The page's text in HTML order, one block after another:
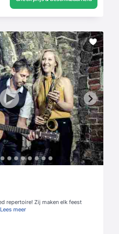
repertoire! Zij maken elk feest
Lees meer